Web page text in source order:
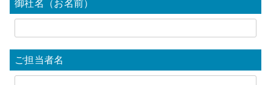
御社名（お名前）
ご担当者名